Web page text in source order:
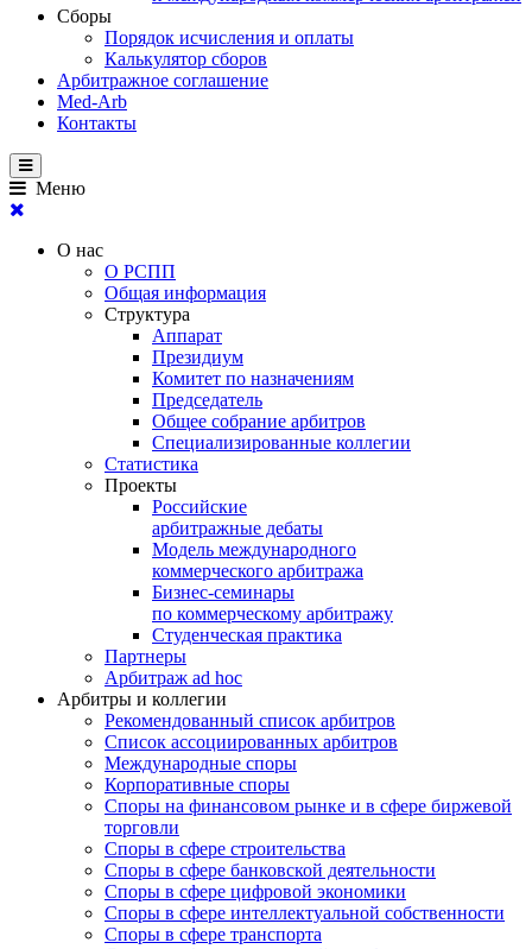
Сборы
Порядок исчисления и оплаты
Калькулятор сборов
Арбитражное соглашение
Med-Arb
Контакты
Меню
О нас
О РСПП
Общая информация
Структура
Аппарат
Президиум
Комитет по назначениям
Председатель
Общее собрание арбитров
Специализированные коллегии
Статистика
Проекты
Российские
арбитражные дебаты
Модель международного
коммерческого арбитража
Бизнес-семинары
по коммерческому арбитражу
Студенческая практика
Партнеры
Арбитраж ad hoc
Арбитры и коллегии
Рекомендованный список арбитров
Список ассоциированных арбитров
Международные споры
Корпоративные споры
Споры на финансовом рынке и в сфере биржевой
торговли
Споры в сфере строительства
Споры в сфере банковской деятельности
Споры в сфере цифровой экономики
Споры в сфере интеллектуальной собственности
Споры в сфере транспорта